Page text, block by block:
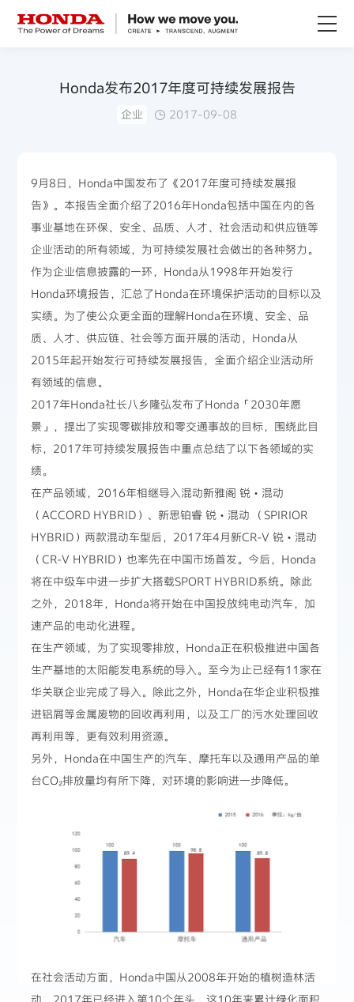
赛事运动
新闻资讯
Honda发布2017年度可持续发展报告
企业 2017-09-08
9月8日，Honda中国发布了《2017年度可持续发展报
告》。本报告全面介绍了2016年Honda包括中国在内的各
事业基地在环保、安全、品质、人才、社会活动和供应链等
企业活动的所有领域，为可持续发展社会做出的各种努力。
作为企业信息披露的一环，Honda从1998年开始发行
Honda环境报告，汇总了Honda在环境保护活动的目标以及
实绩。为了使公众更全面的理解Honda在环境、安全、品
质、人才、供应链、社会等方面开展的活动，Honda从
2015年起开始发行可持续发展报告，全面介绍企业活动所
有领域的信息。
2017年Honda社长八乡隆弘发布了Honda「2030年愿
景」，提出了实现零碳排放和零交通事故的目标，围绕此目
标，2017年可持续发展报告中重点总结了以下各领域的实
绩。
在产品领域，2016年相继导入混动新雅阁 锐・混动
（ACCORD HYBRID）、新思铂睿 锐・混动 （SPIRIOR
HYBRID）两款混动车型后，2017年4月新CR-V 锐・混动
（CR-V HYBRID）也率先在中国市场首发。今后，Honda
将在中级车中进一步扩大搭载SPORT HYBRID系统。除此
之外，2018年，Honda将开始在中国投放纯电动汽车，加
速产品的电动化进程。
在生产领域，为了实现零排放，Honda正在积极推进中国各
生产基地的太阳能发电系统的导入。至今为止已经有11家在
华关联企业完成了导入。除此之外，Honda在华企业积极推
进铝屑等金属废物的回收再利用，以及工厂的污水处理回收
再利用等，更有效利用资源。
另外，Honda在中国生产的汽车、摩托车以及通用产品的单
台CO₂排放量均有所下降，对环境的影响进一步降低。
在社会活动方面，Honda中国从2008年开始的植树造林活